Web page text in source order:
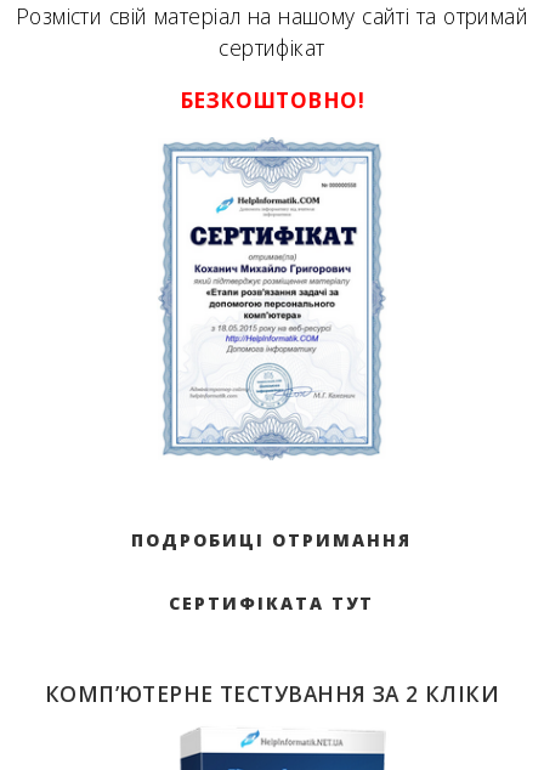
Розмісти свій матеріал на нашому сайті та отримай
сертифікат
БЕЗКОШТОВНО!
ПОДРОБИЦІ ОТРИМАННЯ
СЕРТИФІКАТА ТУТ
КОМП’ЮТЕРНЕ ТЕСТУВАННЯ ЗА 2 КЛІКИ